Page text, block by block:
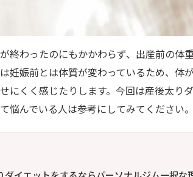
終わったのにもかかわらず、出産前の体
妊娠前とは体質が変わっているため、
にくく感じたりします。今回は産後太り
悩んでいる人は参考にしてみてください。